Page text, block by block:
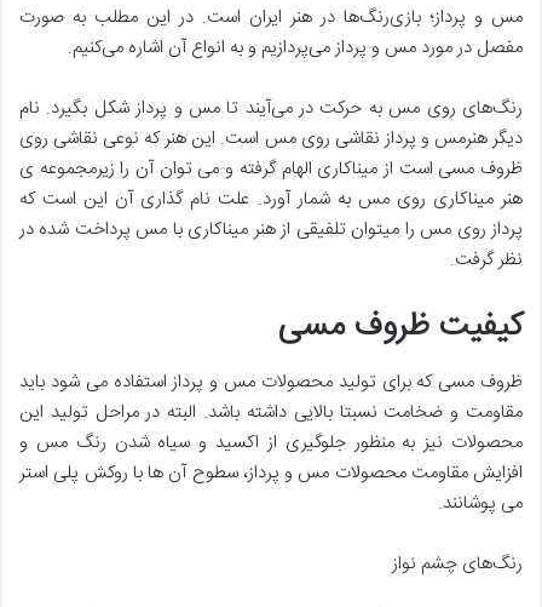
مس و پرداز؛ بازی‌رنگ‌ها در هنر ایران است. در این مطلب به صورت
مفصل در مورد مس و پرداز می‌پردازیم و به انواع آن اشاره می‌کنیم.
رنگ‌های روی مس به حرکت در می‌آیند تا مس و پرداز شکل بگیرد. نام
دیگر هنرمس و پرداز نقاشی روی مس است. این هنر که نوعی نقاشی روی
ظروف مسی است از میناکاری الهام گرفته و می توان آن را زیرمجموعه ی
هنر میناکاری روی مس به شمار آورد. علت نام گذاری آن این است که
پرداز روی مس را می­توان تلفیقی از هنر میناکاری با مس پرداخت شده در
نظر گرفت.
کیفیت ظروف مسی
ظروف مسی که برای تولید محصولات مس و پرداز استفاده می شود باید
مقاومت و ضخامت نسبتا بالایی داشته باشد. البته در مراحل تولید این
محصولات نیز به منظور جلوگیری از اکسید و سیاه شدن رنگ مس و
افزایش مقاومت محصولات مس و پرداز، سطوح آن ها با روکش پلی استر
می پوشانند.
رنگ‌های چشم نواز